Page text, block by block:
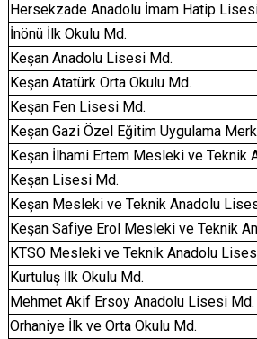
Hersekzade Anadolu İmam Hatip
İnönü İlk Okulu Md.
Keşan Anadolu Lisesi Md.
Keşan Atatürk Orta Okulu Md.
Keşan Fen Lisesi Md.
Keşan Gazi Özel Eğitim Uygulama
Keşan İlhami Ertem Mesleki ve Teknik
Keşan Lisesi Md.
Keşan Mesleki ve Teknik Anadolu
Keşan Safiye Erol Mesleki ve Teknik
KTSO Mesleki ve Teknik Anadolu
Kurtuluş İlk Okulu Md.
Mehmet Akif Ersoy Anadolu Lisesi Md.
Orhaniye İlk ve Orta Okulu Md.